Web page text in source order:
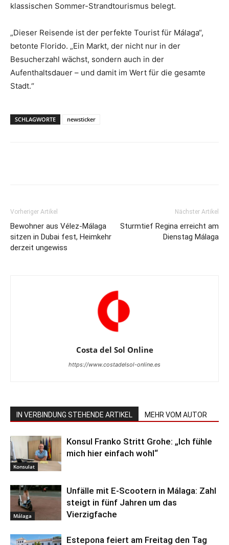
klassischen Sommer-Strandtourismus belegt.
„Dieser Reisende ist der perfekte Tourist für Málaga“,
betonte Florido. „Ein Markt, der nicht nur in der
Besucherzahl wächst, sondern auch in der
Aufenthaltsdauer – und damit im Wert für die gesamte
Stadt.“
SCHLAGWORTE newsticker
Vorheriger Artikel
Bewohner aus Vélez-Málaga
sitzen in Dubai fest, Heimkehr
derzeit ungewiss
Nächster Artikel
Sturmtief Regina erreicht am
Dienstag Málaga
Costa del Sol Online
https://www.costadelsol-online.es
IN VERBINDUNG STEHENDE ARTIKEL MEHR VOM AUTOR
Konsulat
Konsul Franko Stritt Grohe: „Ich fühle
mich hier einfach wohl“
Málaga
Unfälle mit E-Scootern in Málaga: Zahl
steigt in fünf Jahren um das
Vierzigfache
Estepona feiert am Freitag den Tag